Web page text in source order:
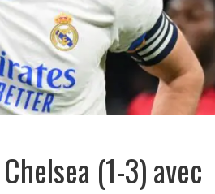
(1-3) avec